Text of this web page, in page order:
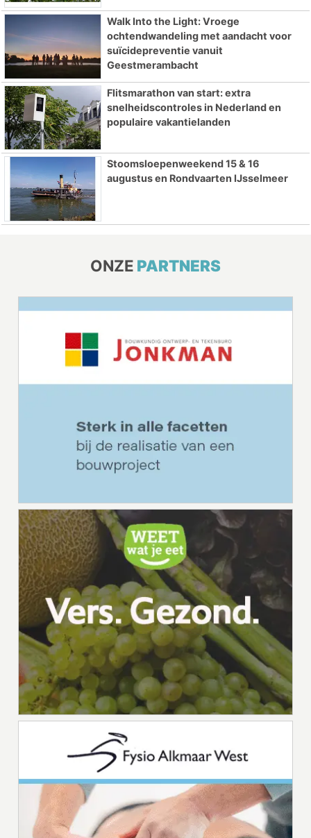
Walk Into the Light: Vroege
ochtendwandeling met aandacht voor
suïcidepreventie vanuit
Geestmerambacht
Flitsmarathon van start: extra
snelheidscontroles in Nederland en
populaire vakantielanden
Stoomsloepenweekend 15 & 16
augustus en Rondvaarten IJsselmeer
ONZE PARTNERS